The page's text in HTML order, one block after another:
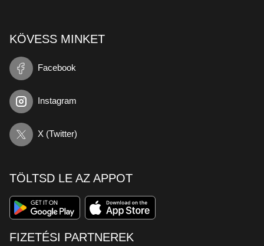
KÖVESS MINKET
Facebook
Instagram
X (Twitter)
TÖLTSD LE AZ APPOT
FIZETÉSI PARTNEREK